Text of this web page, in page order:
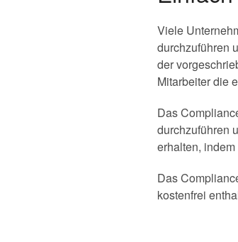
Viele
durchzuführen
der
Mitarbeiter die
Das
durchzuführen
erhalten,
Das
kostenfrei